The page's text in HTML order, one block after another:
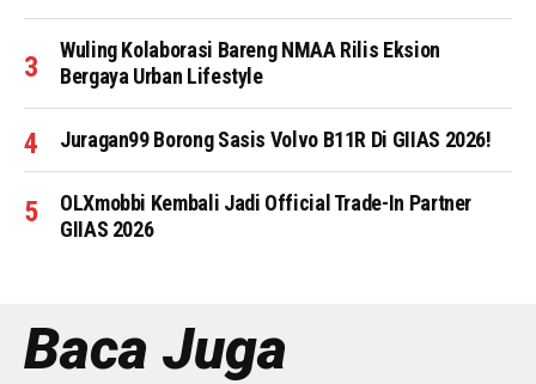
Wuling Kolaborasi Bareng NMAA Rilis Eksion
Bergaya Urban Lifestyle
Juragan99 Borong Sasis Volvo B11R Di GIIAS 2026!
OLXmobbi Kembali Jadi Official Trade-In Partner
GIIAS 2026
Baca Juga